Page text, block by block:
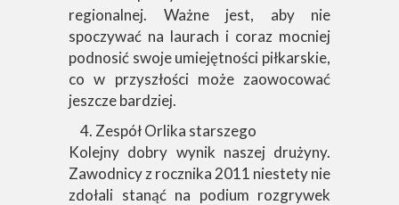
regionalnej. Ważne jest, aby nie
spoczywać na laurach i coraz mocniej
podnosić swoje umiejętności piłkarskie,
co w przyszłości może zaowocować
jeszcze bardziej.
Zespół Orlika starszego
Kolejny dobry wynik naszej drużyny.
Zawodnicy z rocznika 2011 niestety nie
zdołali stanąć na podium rozgrywek